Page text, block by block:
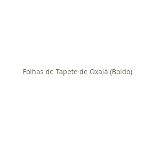
Folhas de Tapete de Oxalá (Boldo)